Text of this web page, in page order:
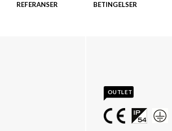
REFERANSER BETINGELSER
OUTLET